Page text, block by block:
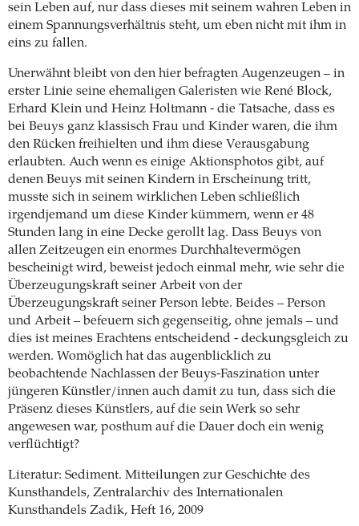
sein Leben auf, nur dass dieses mit seinem wahren Leben in
einem Spannungsverhältnis steht, um eben nicht mit ihm in
eins zu fallen.
Unerwähnt bleibt von den hier befragten Augenzeugen – in
erster Linie seine ehemaligen Galeristen wie René Block,
Erhard Klein und Heinz Holtmann - die Tatsache, dass es
bei Beuys ganz klassisch Frau und Kinder waren, die ihm
den Rücken freihielten und ihm diese Verausgabung
erlaubten. Auch wenn es einige Aktionsphotos gibt, auf
denen Beuys mit seinen Kindern in Erscheinung tritt,
musste sich in seinem wirklichen Leben schließlich
irgendjemand um diese Kinder kümmern, wenn er 48
Stunden lang in eine Decke gerollt lag. Dass Beuys von
allen Zeitzeugen ein enormes Durchhaltevermögen
bescheinigt wird, beweist jedoch einmal mehr, wie sehr die
Überzeugungskraft seiner Arbeit von der
Überzeugungskraft seiner Person lebte. Beides – Person
und Arbeit – befeuern sich gegenseitig, ohne jemals – und
dies ist meines Erachtens entscheidend - deckungsgleich zu
werden. Womöglich hat das augenblicklich zu
beobachtende Nachlassen der Beuys-Faszination unter
jüngeren Künstler/innen auch damit zu tun, dass sich die
Präsenz dieses Künstlers, auf die sein Werk so sehr
angewesen war, posthum auf die Dauer doch ein wenig
verflüchtigt?
Literatur: Sediment. Mitteilungen zur Geschichte des
Kunsthandels, Zentralarchiv des Internationalen
Kunsthandels Zadik, Heft 16, 2009